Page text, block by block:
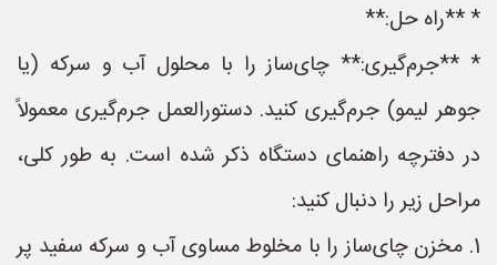
* **راه حل:**
* **جرم‌گیری:** چای‌ساز را با محلول آب و سرکه (یا
جوهر لیمو) جرم‌گیری کنید. دستورالعمل جرم‌گیری معمولاً
در دفترچه راهنمای دستگاه ذکر شده است. به طور کلی،
مراحل زیر را دنبال کنید:
1. مخزن چای‌ساز را با مخلوط مساوی آب و سرکه سفید پر